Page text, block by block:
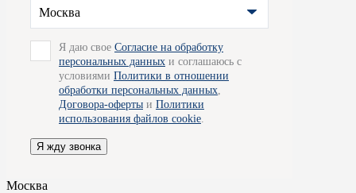
Москва
Я даю свое Согласие на обработку
персональных данных и соглашаюсь с
условиями Политики в отношении
обработки персональных данных,
Договора-оферты и Политики
использования файлов cookie.
Я жду звонка
Москва